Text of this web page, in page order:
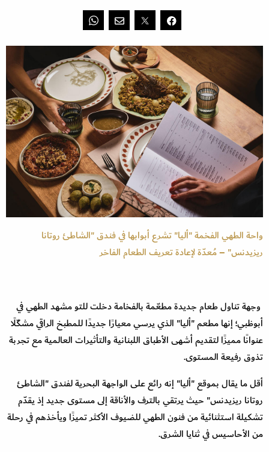
واحة الطهي الفخمة "أليا" تشرع أبوابها في فندق "الشاطئ روتانا
ريزيدنس" – مُعدّة لإعادة تعريف الطعام الفاخر
وجهة تناول طعام جديدة مطعّمة بالفخامة دخلت للتو مشهد الطهي في
أبوظبي؛ إنها مطعم "أليا" الذي يرسي معيارًا جديدًا للمطبخ الراقي مشكّلًا
عنوانًا مميزًا لتقديم أشهى الأطباق اللبنانية والتأثيرات العالمية مع تجربة
تذوق رفيعة المستوى.
أقل ما يقال بموقع "أليا" إنه رائع على الواجهة البحرية لفندق "الشاطئ
روتانا ريزيدنس" حيث يرتقي بالترف والأناقة إلى مستوى جديد إذ يقدّم
تشكيلة استثنائية من فنون الطهي للضيوف الأكثر تميزًا ويأخذهم في رحلة
من الأحاسيس في ثنايا الشرق.